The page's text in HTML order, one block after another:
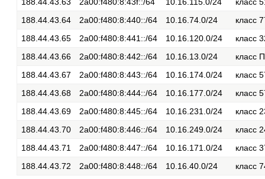
188.44.43.64
2a00:f480:8:440::/64 10.16.74.0/24
класс
188.44.43.65
2a00:f480:8:441::/64 10.16.120.0/24
класс
188.44.43.66
2a00:f480:8:442::/64 10.16.13.0/24
класс
188.44.43.67
2a00:f480:8:443::/64 10.16.174.0/24
класс
188.44.43.68
2a00:f480:8:444::/64 10.16.177.0/24
класс
188.44.43.69
2a00:f480:8:445::/64 10.16.231.0/24
класс
188.44.43.70
2a00:f480:8:446::/64 10.16.249.0/24
класс
188.44.43.71
2a00:f480:8:447::/64 10.16.171.0/24
класс
188.44.43.72
2a00:f480:8:448::/64 10.16.40.0/24
класс